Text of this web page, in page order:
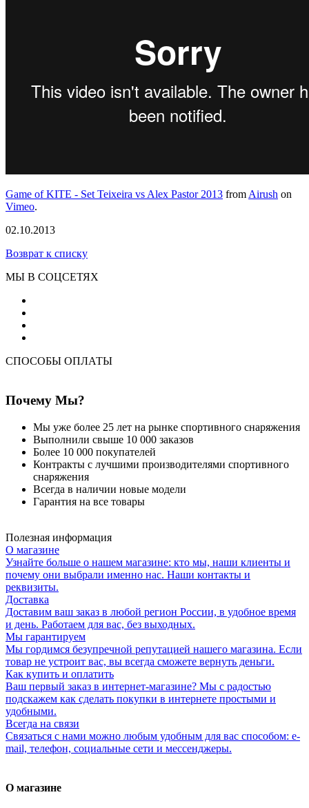
Game of KITE - Set Teixeira vs Alex Pastor 2013 from Airush on
Vimeo.
02.10.2013
Возврат к списку
МЫ В СОЦСЕТЯХ
СПОСОБЫ ОПЛАТЫ
Почему Мы?
Мы уже более 25 лет на рынке спортивного снаряжения
Выполнили свыше 10 000 заказов
Более 10 000 покупателей
Контракты с лучшими производителями спортивного
снаряжения
Всегда в наличии новые модели
Гарантия на все товары
Полезная информация
О магазине
Узнайте больше о нашем магазине: кто мы, наши клиенты и
почему они выбрали именно нас. Наши контакты и
реквизиты.
Доставка
Доставим ваш заказ в любой регион России, в удобное время
и день. Работаем для вас, без выходных.
Мы гарантируем
Мы гордимся безупречной репутацией нашего магазина. Если
товар не устроит вас, вы всегда сможете вернуть деньги.
Как купить и оплатить
Ваш первый заказ в интернет-магазине? Мы с радостью
подскажем как сделать покупки в интернете простыми и
удобными.
Всегда на связи
Связаться с нами можно любым удобным для вас способом: e-
mail, телефон, социальные сети и мессенджеры.
О магазине